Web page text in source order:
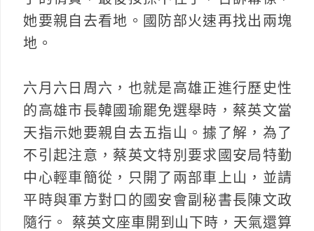
她要親自去看地。國防部火速再找出兩塊
地。
六月六日周六，也就是高雄正進行歷史性
的高雄市長韓國瑜罷免選舉時，蔡英文當
天指示她要親自去五指山。據了解，為了
不引起注意，蔡英文特別要求國安局特勤
中心輕車簡從，只開了兩部車上山，並請
平時與軍方對口的國安會副秘書長陳文政
隨行。 蔡英文座車開到山下時，天氣還算